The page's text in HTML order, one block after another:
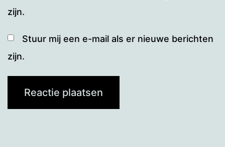
zijn.
Stuur mij een e-mail als er nieuwe berichten
zijn.